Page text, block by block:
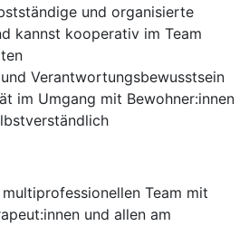
und organisierte
kannst kooperativ im Team
Verantwortungsbewusstsein
im Umgang mit Bewohner:innen
Team mit
und allen am